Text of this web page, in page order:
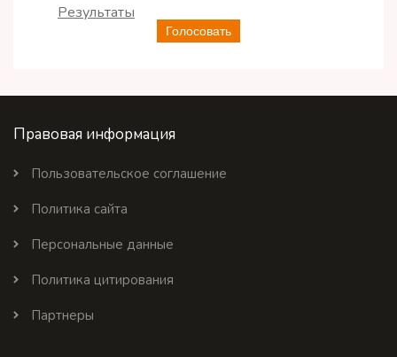
Голосовать
Результаты
Правовая информация
Пользовательское соглашение
Политика сайта
Персональные данные
Политика цитирования
Партнеры